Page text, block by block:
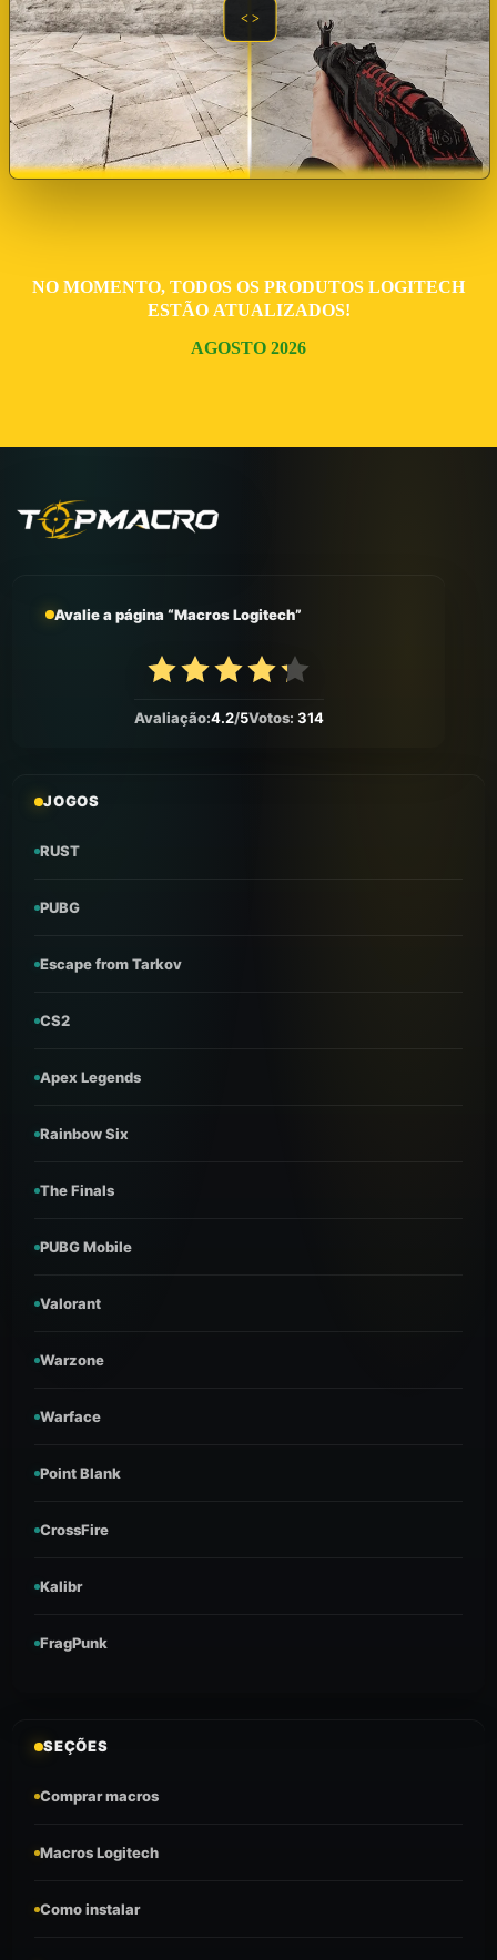
No momento, todos os produtos Logitech
estão atualizados!
Agosto 2026
Avalie a página “Macros Logitech”
Avaliação:4.2/5Votos: 314
JOGOS
RUST
PUBG
Escape from Tarkov
CS2
Apex Legends
Rainbow Six
The Finals
PUBG Mobile
Valorant
Warzone
Warface
Point Blank
CrossFire
Kalibr
FragPunk
SEÇÕES
Comprar macros
Macros Logitech
Como instalar